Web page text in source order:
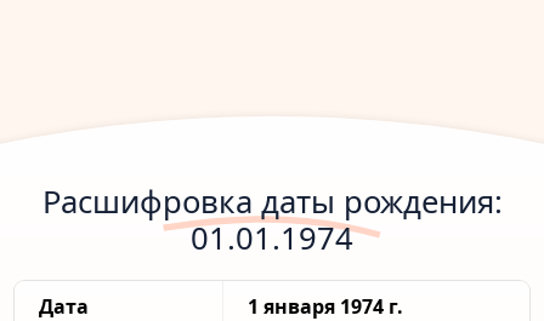
Расшифровка даты рождения:
01.01.1974
Дата
1 января 1974 г.